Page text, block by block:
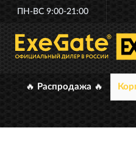
ПН-ВС 9:00-21:00
🔥 Распродажа 🔥